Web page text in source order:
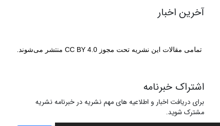
آخرین اخبار
تمامی مقالات این نشریه تحت مجوز CC BY 4.0 منتشر می‌شوند.
اشتراک خبرنامه
برای دریافت اخبار و اطلاعیه های مهم نشریه در خبرنامه نشریه
مشترک شوید.